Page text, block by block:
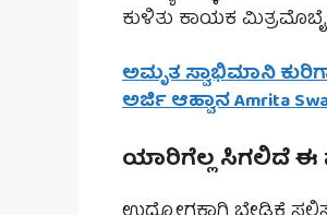
ಕುಳಿತು ಕಾಯಕ
ಅಮೃತ ಸ್ವಾಭಿಮಾನಿ
ಅರ್ಜಿ ಆಹ್ವಾನ Amrita
ಯಾರಿಗೆಲ್ಲ ಸಿಗಲಿದೆ ಈ